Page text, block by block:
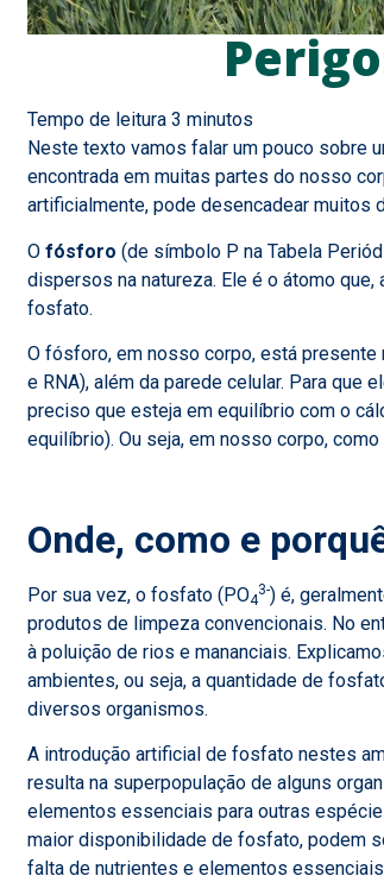
Neste texto vamos falar um pouco sobre
encontrada em muitas partes do nosso
artificialmente, pode desencadear muitos
O fósforo (de símbolo P na Tabela
dispersos na natureza. Ele é o átomo
fosfato.
O fósforo, em nosso corpo, está
e RNA), além da parede celular. Para que
preciso que esteja em equilíbrio com o
equilíbrio). Ou seja, em nosso corpo,
Onde, como e
Por sua vez, o fosfato (PO4
3-) é,
produtos de limpeza convencionais. No
à poluição de rios e mananciais.
ambientes, ou seja, a quantidade de
diversos organismos.
A introdução artificial de fosfato nestes
resulta na superpopulação de alguns
elementos essenciais para outras
maior disponibilidade de fosfato, podem
falta de nutrientes e elementos